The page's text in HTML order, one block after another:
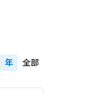
年 全部